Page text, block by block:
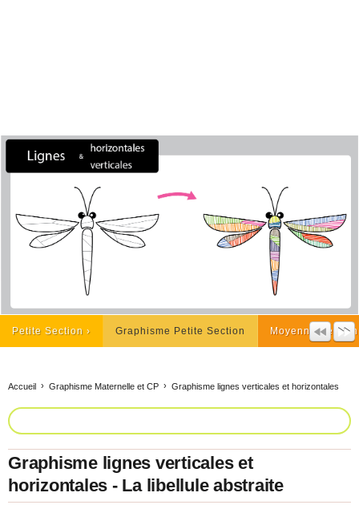
Petite Section Graphisme Petite Section Moyenne Section
Accueil Graphisme Maternelle et CP Graphisme lignes verticales et horizontales
Graphisme lignes verticales et
horizontales - La libellule abstraite